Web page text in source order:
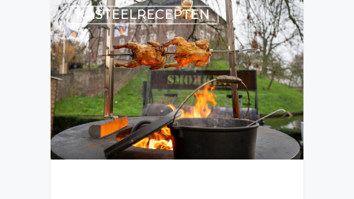
KASTEELRECEPTEN